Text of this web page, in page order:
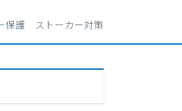
保護 ストーカー対策